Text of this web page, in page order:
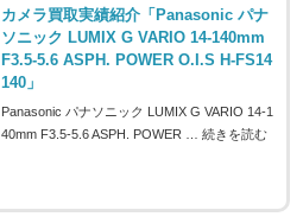
カメラ買取実績紹介「Panasonic パナ
ソニック LUMIX G VARIO 14-140mm
F3.5-5.6 ASPH. POWER O.I.S H-FS14
140」
Panasonic パナソニック LUMIX G VARIO 14-1
40mm F3.5-5.6 ASPH. POWER …続きを読む